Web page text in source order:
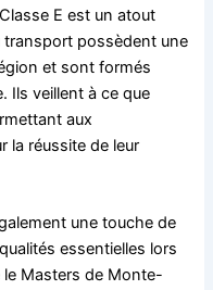
E est un atout
possèdent une
et sont formés
Ils veillent à ce que
aux
la réussite de leur
une touche de
essentielles lors
le Masters de Monte-